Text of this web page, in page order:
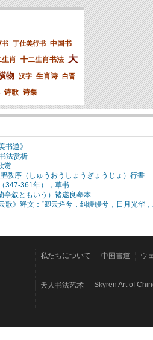
书 丁仕美行书 中国书
生肖 十二生肖书法 大
物 汉字 生肖诗 白晋
诗歌 诗集
书道》
法赏析
赏
教序（しゅうおうしょうぎょうじょ）行書
347-361年），草书
亭叙ともいう）褚遂良摹本
歌》释文：“卿云烂兮，纠缦缦兮，日月光华
私たちについて 中国書道 ウ
天人书法艺术 Skyren Art of